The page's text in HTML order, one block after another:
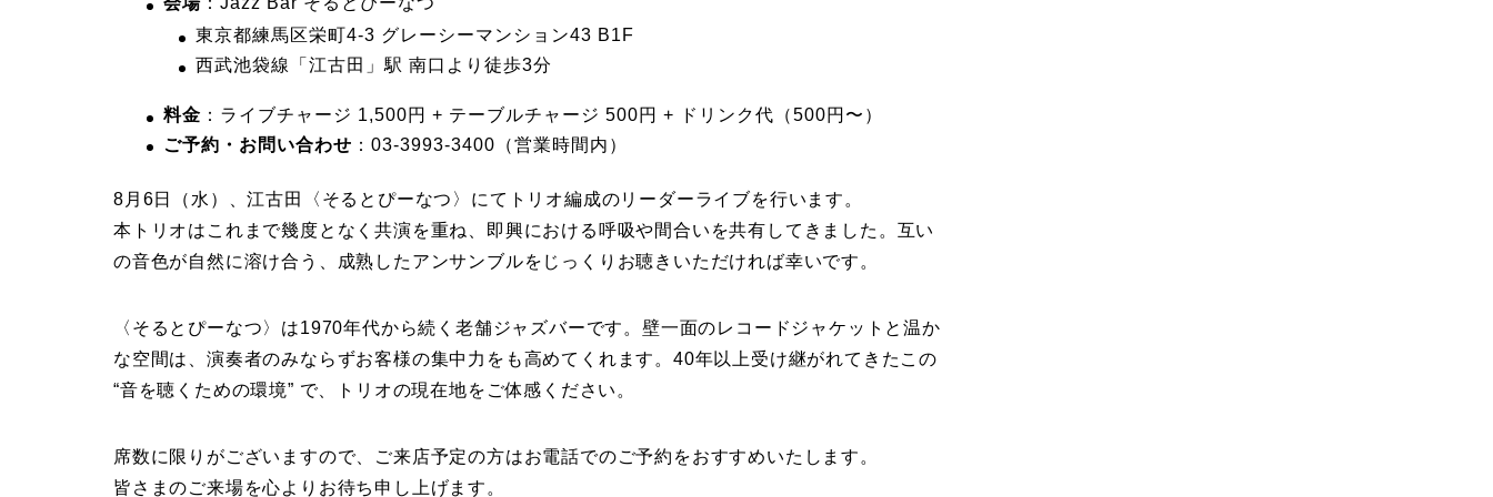
東京都練馬区栄町4-3 グレーシーマンション43 B1F
西武池袋線「江古田」駅 南口より徒歩3分
料金 ：ライブチャージ 1,500円 + テーブルチャージ 500円 + ドリンク代（500円〜）
ご予約・お問い合わせ ：03-3993-3400（営業時間内）
8月6日（水）、江古田〈そるとぴーなつ〉にてトリオ編成のリーダーライブを行います。
本トリオはこれまで幾度となく共演を重ね、即興における呼吸や間合いを共有してきました。互い
の音色が自然に溶け合う、成熟したアンサンブルをじっくりお聴きいただければ幸いです。
〈そるとぴーなつ〉は1970年代から続く老舗ジャズバーです。壁一面のレコードジャケットと温か
な空間は、演奏者のみならずお客様の集中力をも高めてくれます。40年以上受け継がれてきたこの
“音を聴くための環境” で、トリオの現在地をご体感ください。
席数に限りがございますので、ご来店予定の方はお電話でのご予約をおすすめいたします。
皆さまのご来場を心よりお待ち申し上げます。